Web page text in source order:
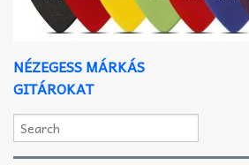
NÉZEGESS MÁRKÁS
GITÁROKAT